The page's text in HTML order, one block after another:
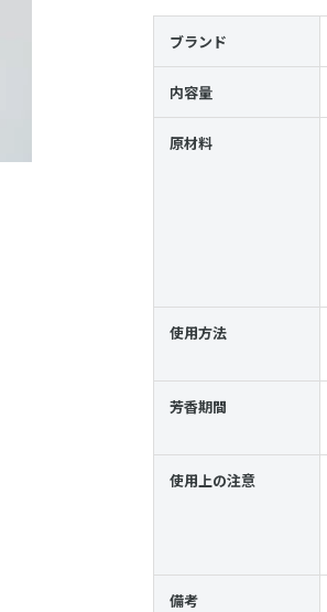
ブランド
内容量
原材料
使用方法
芳香期間
使用上の注意
備考